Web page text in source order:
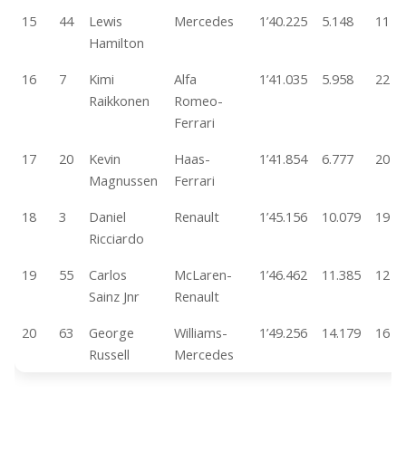
15 44
Lewis
Hamilton
Mercedes 1’40.225 5.148 11
16 7
Kimi
Raikkonen
Alfa
Romeo-
Ferrari
1’41.035 5.958 22
17 20
Kevin
Magnussen
Haas-
Ferrari
1’41.854 6.777 20
18 3
Daniel
Ricciardo
Renault 1’45.156 10.079 19
19 55
Carlos
Sainz Jnr
McLaren-
Renault
1’46.462 11.385 12
20 63
George
Russell
Williams-
Mercedes
1’49.256 14.179 16